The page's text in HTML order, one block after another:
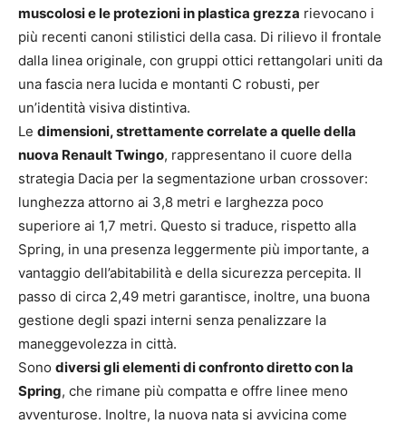
muscolosi e le protezioni in plastica grezza rievocano i
più recenti canoni stilistici della casa. Di rilievo il frontale
dalla linea originale, con gruppi ottici rettangolari uniti da
una fascia nera lucida e montanti C robusti, per
un’identità visiva distintiva.
Le dimensioni, strettamente correlate a quelle della
nuova Renault Twingo, rappresentano il cuore della
strategia Dacia per la segmentazione urban crossover:
lunghezza attorno ai 3,8 metri e larghezza poco
superiore ai 1,7 metri. Questo si traduce, rispetto alla
Spring, in una presenza leggermente più importante, a
vantaggio dell’abitabilità e della sicurezza percepita. Il
passo di circa 2,49 metri garantisce, inoltre, una buona
gestione degli spazi interni senza penalizzare la
maneggevolezza in città.
Sono diversi gli elementi di confronto diretto con la
Spring, che rimane più compatta e offre linee meno
avventurose. Inoltre, la nuova nata si avvicina come